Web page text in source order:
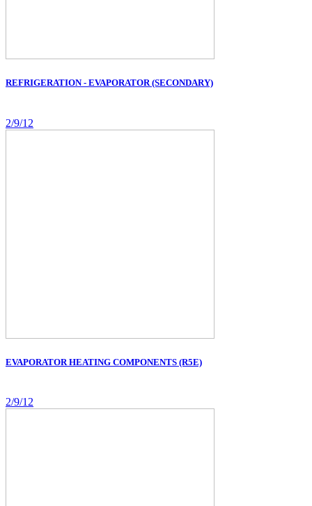
REFRIGERATION - EVAPORATOR (SECONDARY)
2/9/12
EVAPORATOR HEATING COMPONENTS (R5E)
2/9/12